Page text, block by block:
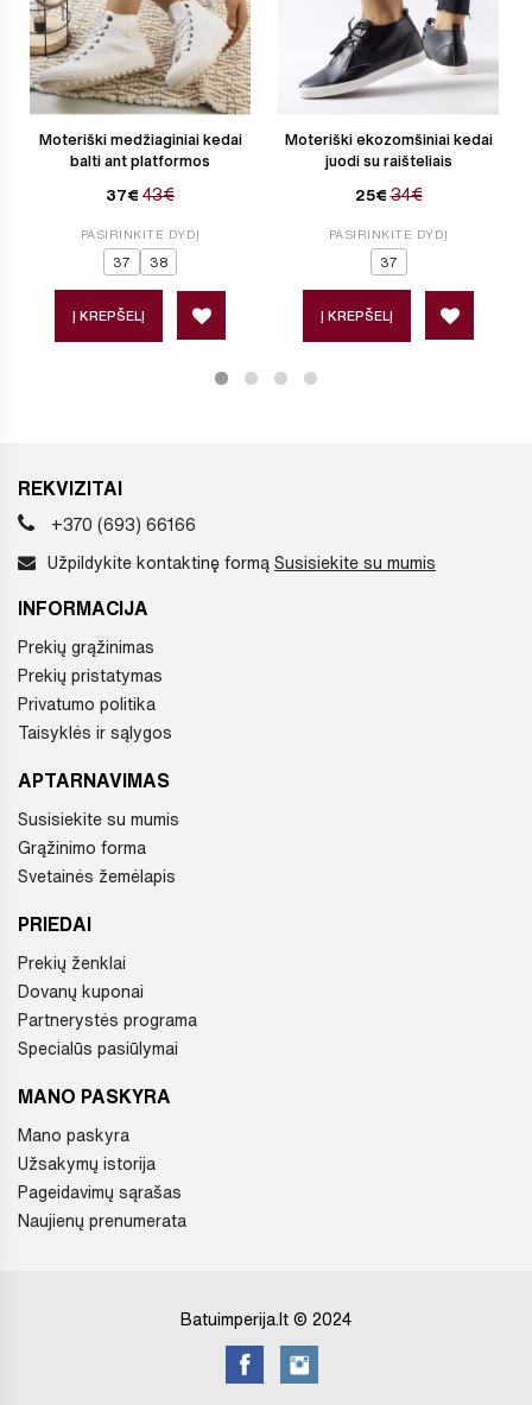
Moteriški medžiaginiai kedai
balti ant platformos
37€ 43€
PASIRINKITE DYDĮ
37 38
Į KREPŠELĮ
Moteriški ekozomšiniai kedai
juodi su raišteliais
25€ 34€
PASIRINKITE DYDĮ
37
Į KREPŠELĮ
REKVIZITAI
+370 (693) 66166
Užpildykite kontaktinę formą Susisiekite su mumis
INFORMACIJA
Prekių grąžinimas
Prekių pristatymas
Privatumo politika
Taisyklės ir sąlygos
APTARNAVIMAS
Susisiekite su mumis
Grąžinimo forma
Svetainės žemėlapis
PRIEDAI
Prekių ženklai
Dovanų kuponai
Partnerystės programa
Specialūs pasiūlymai
MANO PASKYRA
Mano paskyra
Užsakymų istorija
Pageidavimų sąrašas
Naujienų prenumerata
Batuimperija.lt © 2024